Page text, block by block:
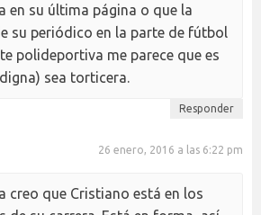
en su última página o que la
su periódico en la parte de fútbol
polideportiva me parece que es
sea torticera.
Responder
26 enero, 2016 a las 6:22 pm
creo que Cristiano está en los